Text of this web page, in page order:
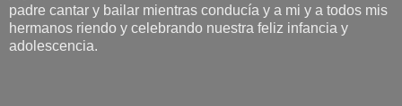
padre cantar y bailar mientras conducía y a mi y a todos mis
hermanos riendo y celebrando nuestra feliz infancia y
adolescencia.